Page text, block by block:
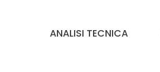
ANALISI TECNICA